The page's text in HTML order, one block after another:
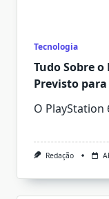
Tecnologia
Tudo Sobre
Previsto para
O PlayStation
Redação